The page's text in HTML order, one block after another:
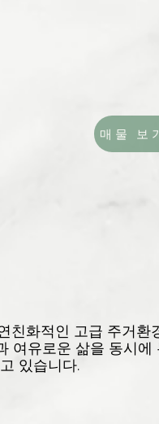
매물 보
친화적인 고급 주거환
여유로운 삶을 동시에
있습니다.